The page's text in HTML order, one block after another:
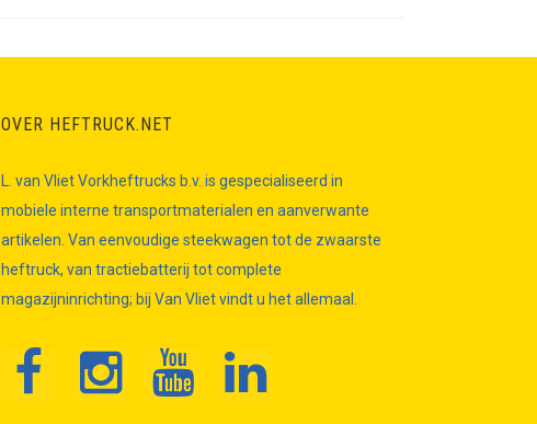
OVER HEFTRUCK.NET
L. van Vliet Vorkheftrucks b.v. is gespecialiseerd in
mobiele interne transportmaterialen en aanverwante
artikelen. Van eenvoudige steekwagen tot de zwaarste
heftruck, van tractiebatterij tot complete
magazijninrichting; bij Van Vliet vindt u het allemaal.